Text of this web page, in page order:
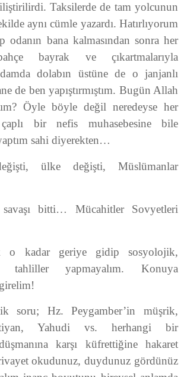
Taksilerde de tam yolcunun
aynı cümle yazardı. Hatırlıyorum
odanın bana kalmasından sonra her
bayrak ve çıkartmalarıyla
dolabın üstüne de o janjanlı
de ben yapıştırmıştım. Bugün Allah
Öyle böyle değil neredeyse her
bir nefis muhasebesine bile
sahi diyerekten…
ülke değişti, Müslümanlar
bitti… Mücahitler Sovyetleri
o kadar geriye gidip sosyolojik,
tahliller yapmayalım. Konuya
soru; Hz. Peygamber’in müşrik,
Yahudi vs. herhangi bir
karşı küfrettiğine hakaret
okudunuz, duydunuz gördünüz